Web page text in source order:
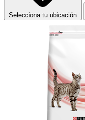
Selecciona tu ubicación